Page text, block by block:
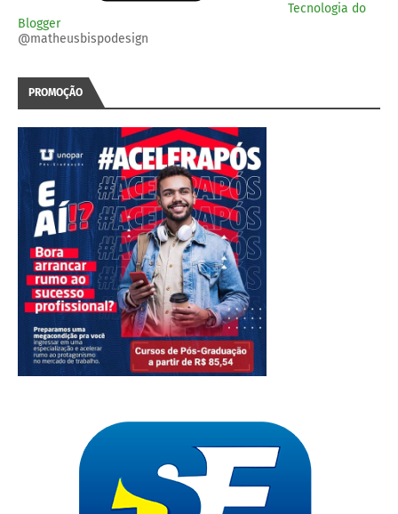
Tecnologia do
Blogger
@matheusbispodesign
PROMOÇÃO